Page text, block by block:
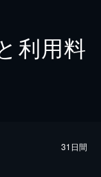
利用料
31日間